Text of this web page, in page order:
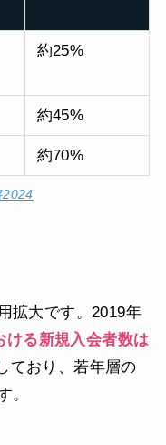
約25%
約45%
約70%
2024
拡大です。2019年
ける新規入会者数は
ており、若年層の
。